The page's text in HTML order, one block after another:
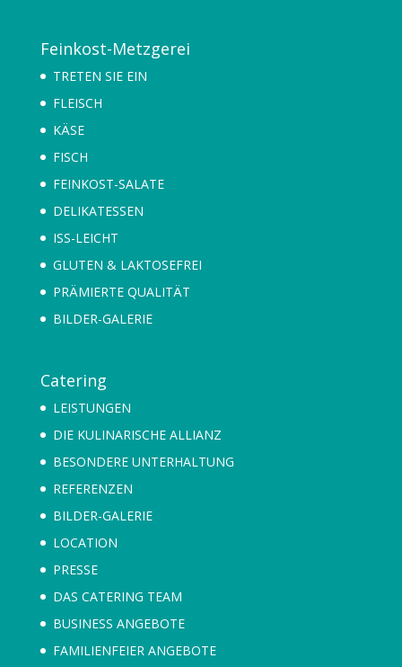
Feinkost-Metzgerei
TRETEN SIE EIN
FLEISCH
KÄSE
FISCH
FEINKOST-SALATE
DELIKATESSEN
ISS-LEICHT
GLUTEN & LAKTOSEFREI
PRÄMIERTE QUALITÄT
BILDER-GALERIE
Catering
LEISTUNGEN
DIE KULINARISCHE ALLIANZ
BESONDERE UNTERHALTUNG
REFERENZEN
BILDER-GALERIE
LOCATION
PRESSE
DAS CATERING TEAM
BUSINESS ANGEBOTE
FAMILIENFEIER ANGEBOTE